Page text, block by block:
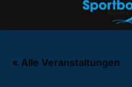
springen
« Alle Veranstaltungen